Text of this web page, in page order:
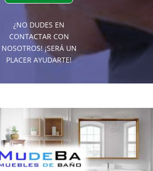
¿NO DUDES EN
CONTACTAR CON
NOSOTROS! ¡SERÁ UN
PLACER AYUDARTE!